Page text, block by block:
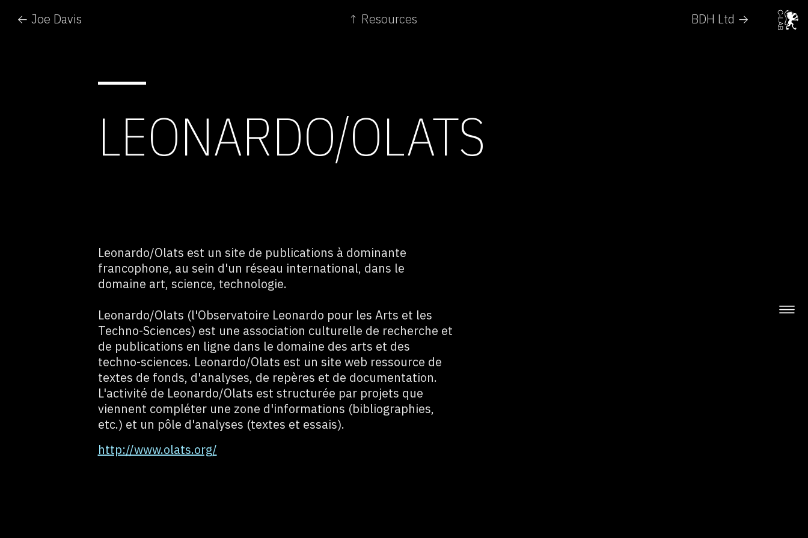
← Joe Davis ↑ Resources BDH Ltd →
LEONARDO/OLATS
Leonardo/Olats est un site de publications à dominante
francophone, au sein d'un réseau international, dans le
domaine art, science, technologie.
Leonardo/Olats (l'Observatoire Leonardo pour les Arts et les
Techno-Sciences) est une association culturelle de recherche et
de publications en ligne dans le domaine des arts et des
techno-sciences. Leonardo/Olats est un site web ressource de
textes de fonds, d'analyses, de repères et de documentation.
L'activité de Leonardo/Olats est structurée par projets que
viennent compléter une zone d'informations (bibliographies,
etc.) et un pôle d'analyses (textes et essais).
http://www.olats.org/